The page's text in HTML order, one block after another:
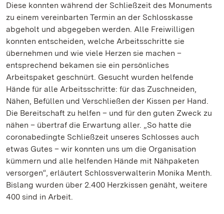
Diese konnten während der Schließzeit des Monuments
zu einem vereinbarten Termin an der Schlosskasse
abgeholt und abgegeben werden. Alle Freiwilligen
konnten entscheiden, welche Arbeitsschritte sie
übernehmen und wie viele Herzen sie machen –
entsprechend bekamen sie ein persönliches
Arbeitspaket geschnürt. Gesucht wurden helfende
Hände für alle Arbeitsschritte: für das Zuschneiden,
Nähen, Befüllen und Verschließen der Kissen per Hand.
Die Bereitschaft zu helfen – und für den guten Zweck zu
nähen – übertraf die Erwartung aller. „So hatte die
coronabedingte Schließzeit unseres Schlosses auch
etwas Gutes – wir konnten uns um die Organisation
kümmern und alle helfenden Hände mit Nähpaketen
versorgen“, erläutert Schlossverwalterin Monika Menth.
Bislang wurden über 2.400 Herzkissen genäht, weitere
400 sind in Arbeit.